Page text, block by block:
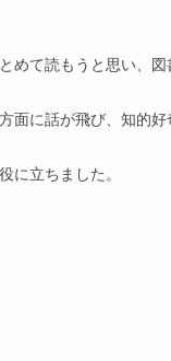
めて読もうと思い、
面に話が飛び、知的
に立ちました。